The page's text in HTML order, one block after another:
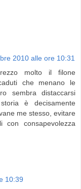
2010 alle ore 10:31
molto il filone
che menano le
sembra distaccarsi
è decisamente
me stesso, evitare
consapevolezza
10:39